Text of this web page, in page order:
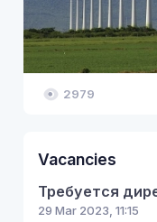
2979
Vacancies
29 Mar 2023, 11:15